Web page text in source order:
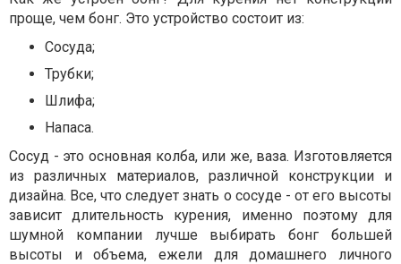
проще, чем бонг. Это устройство состоит из:
Сосуда;
Трубки;
Шлифа;
Напаса.
Сосуд - это основная колба, или же, ваза. Изготовляется
из различных материалов, различной конструкции и
дизайна. Все, что следует знать о сосуде - от его высоты
зависит длительность курения, именно поэтому для
шумной компании лучше выбирать бонг большей
высоты и объема, ежели для домашнего личного